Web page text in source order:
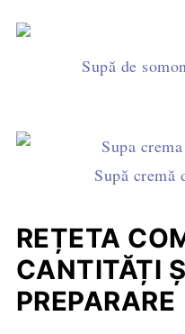
Supă de
Supă cremă
REȚETA
CANTITĂȚI
PREPARARE